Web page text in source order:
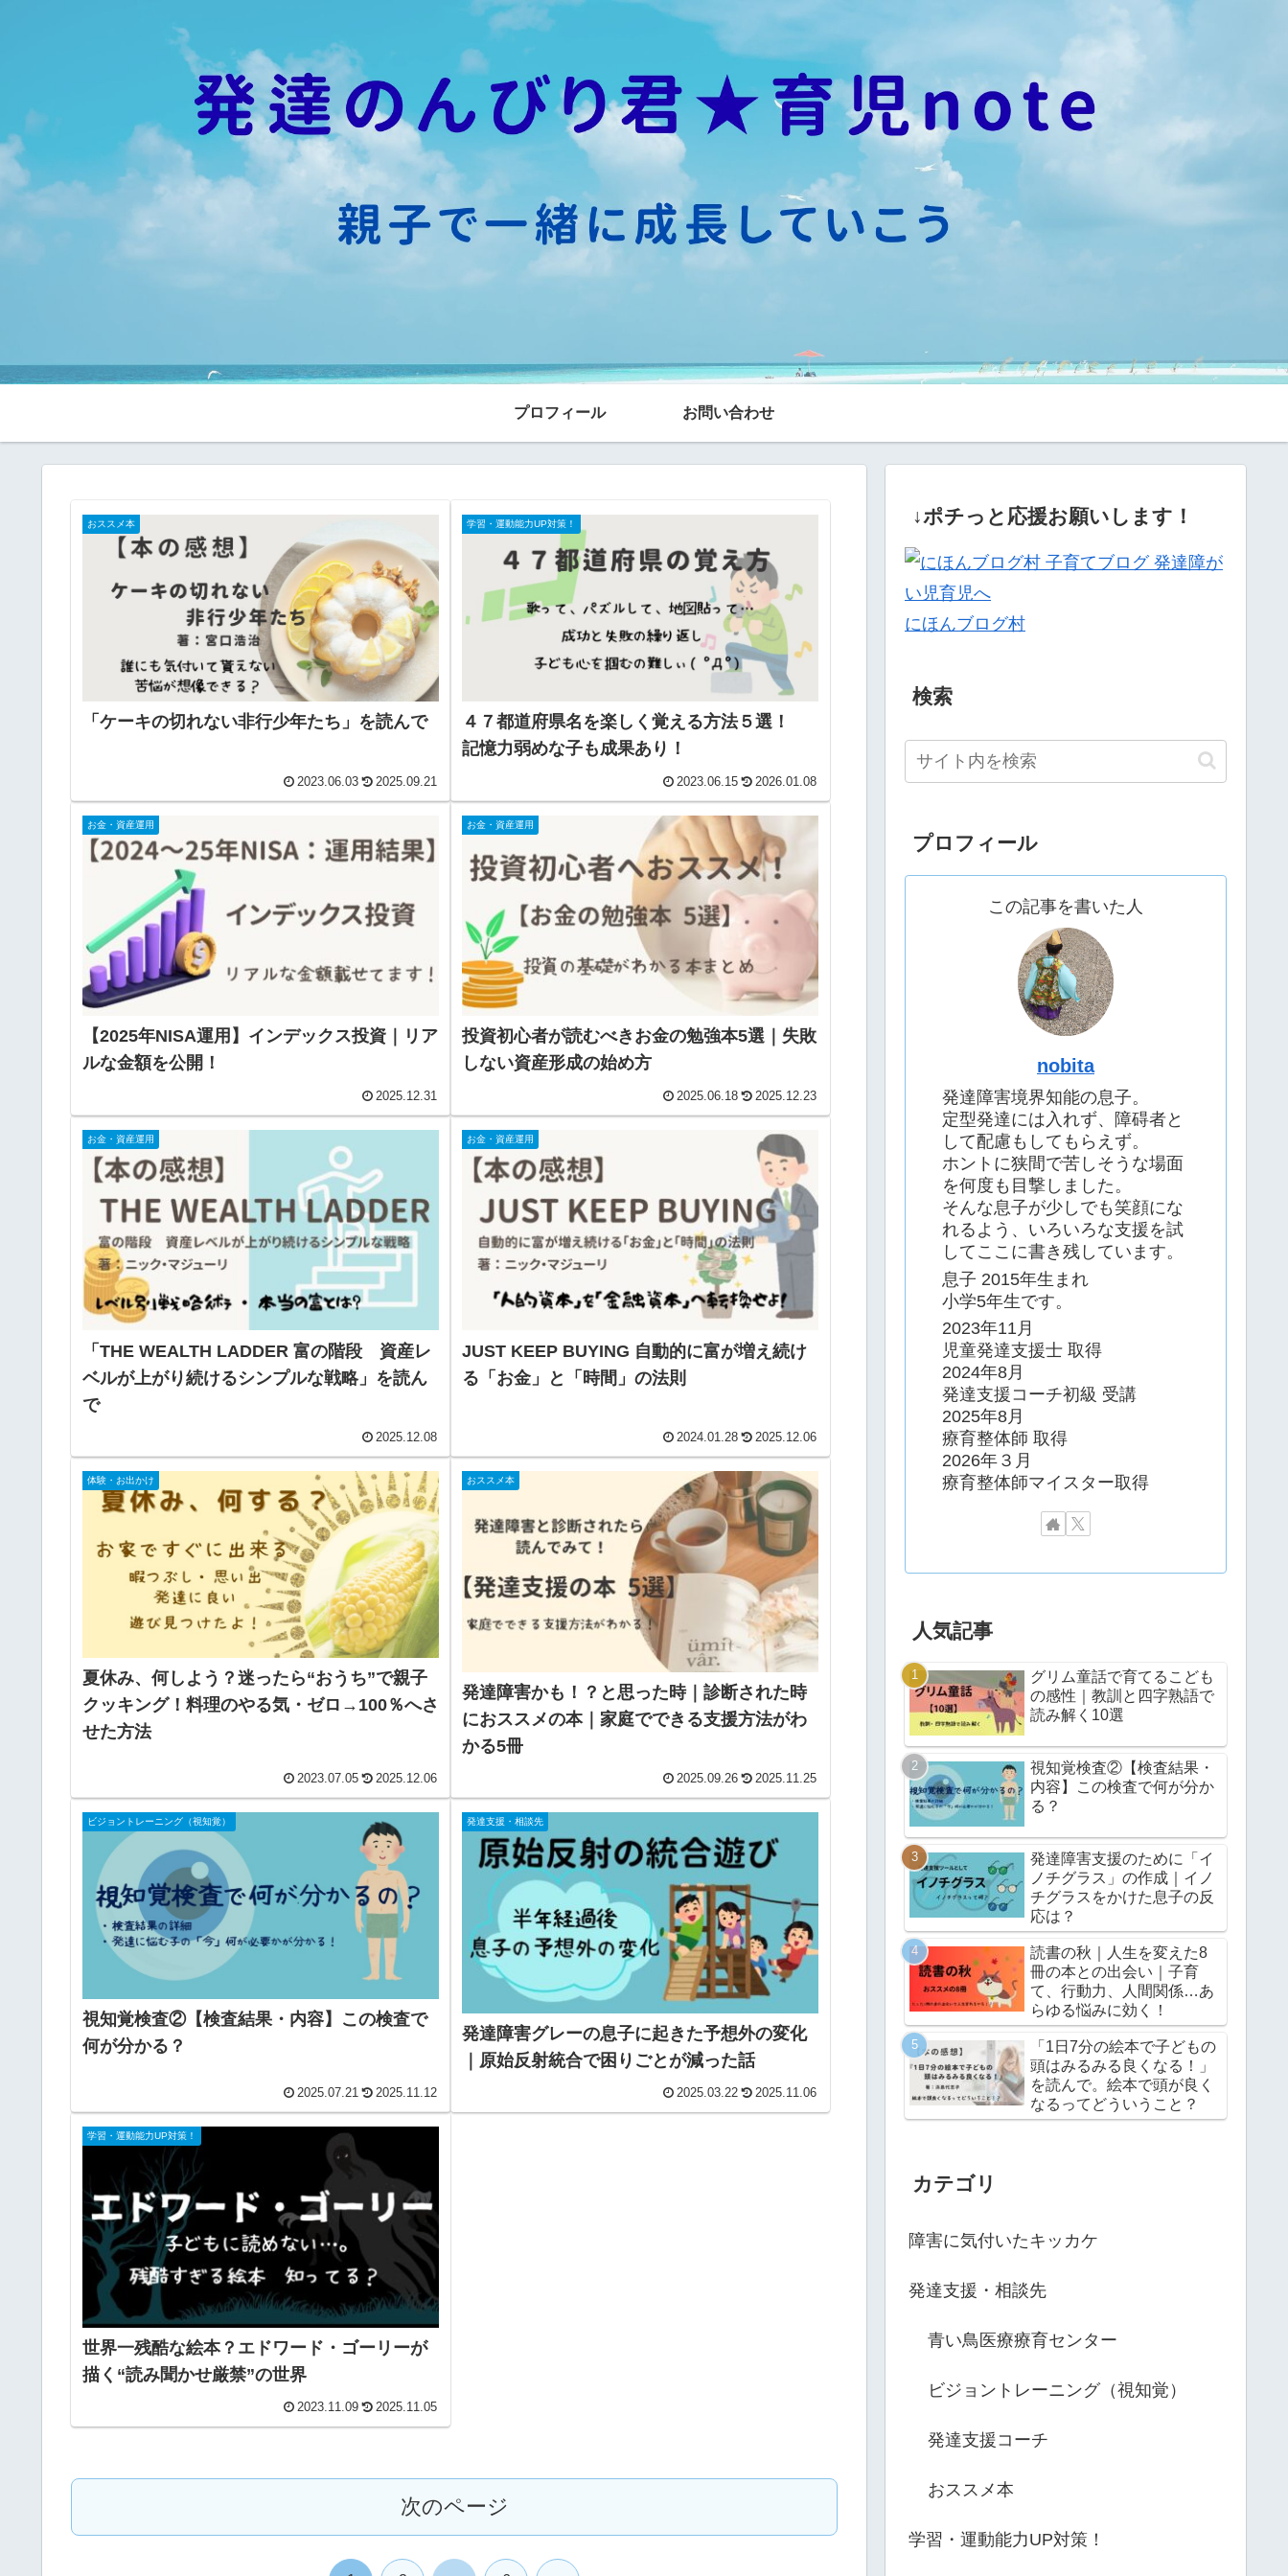
プロフィール お問い合わせ
おススメ本
「ケーキの切れない非行少年たち」を読んで
2023.06.03 2025.09.21
学習・運動能力UP対策！
４７都道府県名を楽しく覚える方法５選！
記憶力弱めな子も成果あり！
2023.06.15 2026.01.08
お金・資産運用
【2025年NISA運用】インデックス投資｜リア
ルな金額を公開！
2025.12.31
お金・資産運用
投資初心者が読むべきお金の勉強本5選｜失敗
しない資産形成の始め方
2025.06.18 2025.12.23
お金・資産運用
「THE WEALTH LADDER 富の階段 資産レ
ベルが上がり続けるシンプルな戦略」を読ん
で
2025.12.08
お金・資産運用
JUST KEEP BUYING 自動的に富が増え続け
る「お金」と「時間」の法則
2024.01.28 2025.12.06
体験・お出かけ
夏休み、何しよう？迷ったら“おうち”で親子
クッキング！料理のやる気・ゼロ→100％へさ
せた方法
2023.07.05 2025.12.06
おススメ本
発達障害かも！？と思った時｜診断された時
におススメの本｜家庭でできる支援方法がわ
かる5冊
2025.09.26 2025.11.25
ビジョントレーニング（視知覚）
視知覚検査②【検査結果・内容】この検査で
何が分かる？
2025.07.21 2025.11.12
発達支援・相談先
発達障害グレーの息子に起きた予想外の変化
｜原始反射統合で困りごとが減った話
2025.03.22 2025.11.06
学習・運動能力UP対策！
世界一残酷な絵本？エドワード・ゴーリーが
描く“読み聞かせ厳禁”の世界
2023.11.09 2025.11.05
次のページ
↓ポチっと応援お願いします！
にほんブログ村
検索
プロフィール
この記事を書いた人
nobita
発達障害境界知能の息子。
定型発達には入れず、障碍者と
して配慮もしてもらえず。
ホントに狭間で苦しそうな場面
を何度も目撃しました。
そんな息子が少しでも笑顔にな
れるよう、いろいろな支援を試
してここに書き残しています。
息子 2015年生まれ
小学5年生です。
2023年11月
児童発達支援士 取得
2024年8月
発達支援コーチ初級 受講
2025年8月
療育整体師 取得
2026年３月
療育整体師マイスター取得
人気記事
グリム童話で育てるこども
の感性｜教訓と四字熟語で
読み解く10選
視知覚検査②【検査結果・
内容】この検査で何が分か
る？
発達障害支援のために「イ
ノチグラス」の作成｜イノ
チグラスをかけた息子の反
応は？
読書の秋｜人生を変えた8
冊の本との出会い｜子育
て、行動力、人間関係…あ
らゆる悩みに効く！
「1日7分の絵本で子どもの
頭はみるみる良くなる！」
を読んで。絵本で頭が良く
なるってどういうこと？
カテゴリ
障害に気付いたキッカケ
発達支援・相談先
青い鳥医療療育センター
ビジョントレーニング（視知覚）
発達支援コーチ
おススメ本
学習・運動能力UP対策！